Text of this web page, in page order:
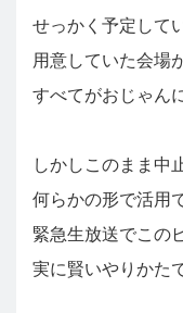
せっかく予定して
用意していた会場
すべてがおじゃん
しかしこのまま中
何らかの形で活用
緊急生放送でこの
実に賢いやりかた